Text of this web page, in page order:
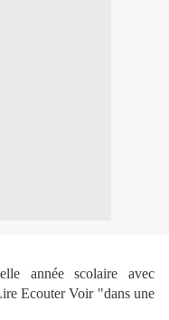
année scolaire avec
Ecouter Voir "dans une